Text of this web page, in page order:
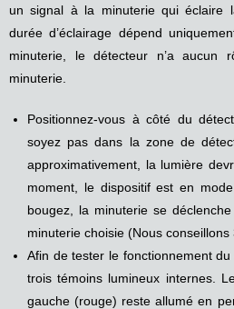
un signal à la minuterie qui éclaire
durée d’éclairage dépend
minuterie, le détecteur n’a aucun
minuterie.
Positionnez-vous à côté du
soyez pas dans la zone de
approximativement, la lumière
moment, le dispositif est en
bougez, la minuterie se
minuterie choisie (Nous conseillons
Afin de tester le fonctionnement
trois témoins lumineux internes.
gauche (rouge) reste allumé en